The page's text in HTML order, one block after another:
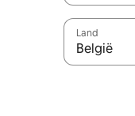
Land
België